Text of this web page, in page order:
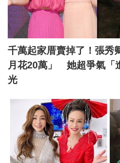
千萬起家厝賣掉了！張秀
月花20萬」 她超爭氣「
光